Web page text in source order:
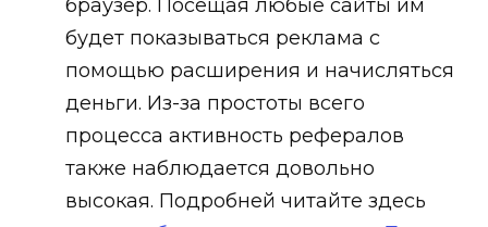
браузер. Посещая любые сайты им
будет показываться реклама с
помощью расширения и начисляться
деньги. Из-за простоты всего
процесса активность рефералов
также наблюдается довольно
высокая. Подробней читайте здесь